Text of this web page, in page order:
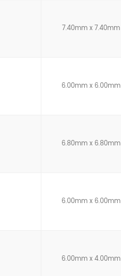
7.40mm x 7.40mm
6.00mm x 6.00mm
6.80mm x 6.80mm
6.00mm x 6.00mm
6.00mm x 4.00mm